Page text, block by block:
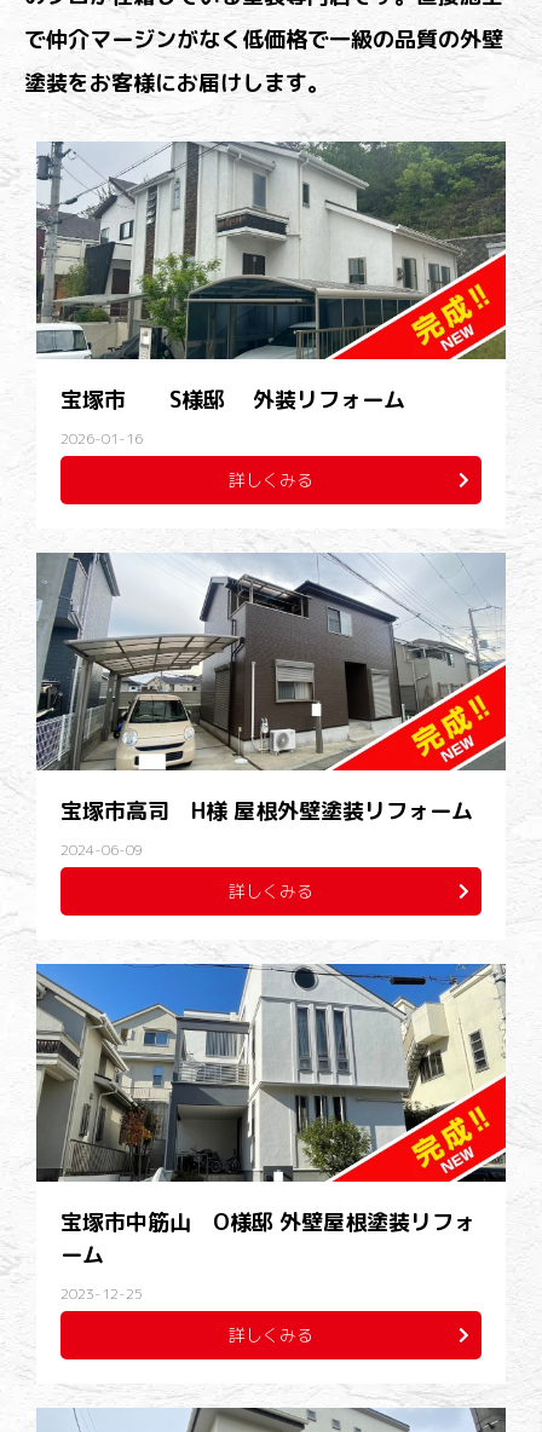
で仲介マージンがなく低価格で一級の品質の外壁
塗装をお客様にお届けします。
宝塚市 S様邸 外装リフォーム
2026-01-16
詳しくみる
宝塚市高司 H様 屋根外壁塗装リフォーム
2024-06-09
詳しくみる
宝塚市中筋山 O様邸 外壁屋根塗装リフォ
ーム
2023-12-25
詳しくみる